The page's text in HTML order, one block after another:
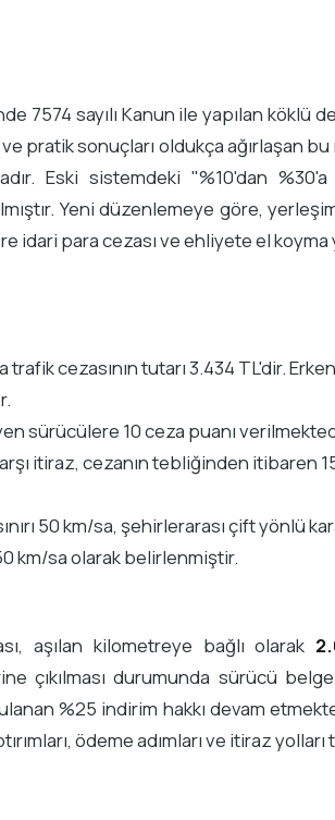
7574 sayılı Kanun ile yapılan köklü
pratik sonuçları oldukça ağırlaşan
Eski sistemdeki "%10'dan
Yeni düzenlemeye göre,
para cezası ve ehliyete el koyma
trafik cezasının tutarı 3.434 TL'dir.
sürücülere 10 ceza puanı
itiraz, cezanın tebliğinden itibaren
50 km/sa, şehirlerarası çift yönlü
km/sa olarak belirlenmiştir.
aşılan kilometreye bağlı olarak
çıkılması durumunda sürücü
%25 indirim hakkı devam
ödeme adımları ve itiraz yolları